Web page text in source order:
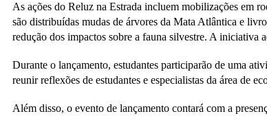
As ações do Reluz na Estrada incluem mobilizações em
são distribuídas mudas de árvores da Mata Atlântica e
redução dos impactos sobre a fauna silvestre. A iniciativa
Durante o lançamento, estudantes participarão de uma
reunir reflexões de estudantes e especialistas da área de
Além disso, o evento de lançamento contará com a